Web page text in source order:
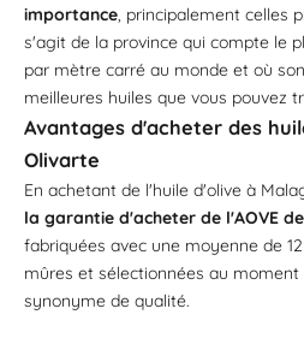
importance, principalement celles
s'agit de la province qui compte le
par mètre carré au monde et où
meilleures huiles que vous pouvez
Avantages d'acheter des
Olivarte
En achetant de l'huile d'olive à
la garantie d'acheter de l'AOVE
fabriquées avec une moyenne de
mûres et sélectionnées au
synonyme de qualité.